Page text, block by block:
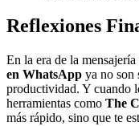
Reflexiones
En la era de la mensajería
en WhatsApp ya no son
productividad. Y cuando
herramientas como The
más rápido, sino que te